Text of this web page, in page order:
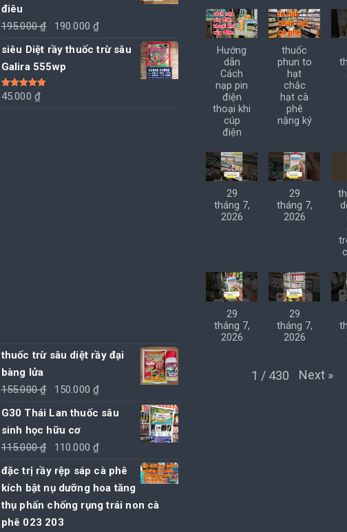
điêu
195.000₫
Giá
gốc
là:
190.000₫
hiện
siêu Diệt rầy thuốc trừ sâu
Galira 555wp
Được xếp
hạng5.005
45.000 ₫
thuốc trừ sâu diệt rầy đại
bàng lửa
155.000₫
Giá
gốc
là:
155.000 ₫.
150.000₫
hiện
G30 Thái Lan thuốc sâu
sinh học hữu cơ
115.000₫
Giá
gốc
115.000 ₫.
110.000₫
hiện
đặc trị rầy rệp sáp cà phê
kích bật nụ dưỡng hoa tăng
thụ phấn chống rụng trái non cà
phê 023 203
Hướng
dẫn
Cách
nạp pin
điện
thoại khi
cúp
điện
thuốc
phun to
hạt
chắc
hạt cà
phê
nặng ký
29
tháng 7,
2026
29
tháng 7,
2026
29
tháng 7,
2026
29
tháng 7,
2026
1 / 430 Next »